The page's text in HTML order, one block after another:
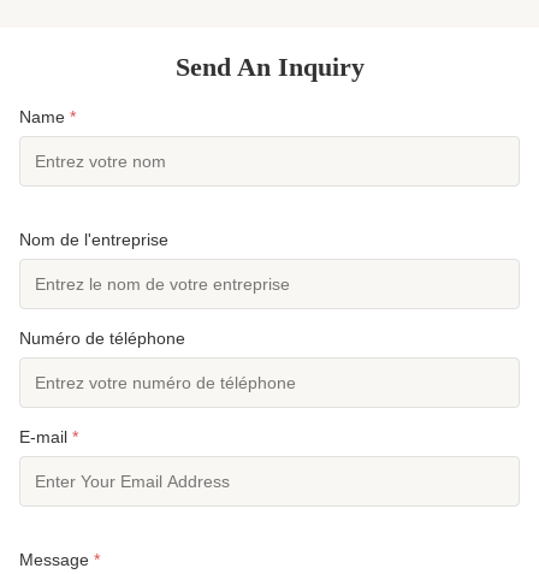
Send An Inquiry
Name *
Nom de l'entreprise
Numéro de téléphone
E-mail *
Message *